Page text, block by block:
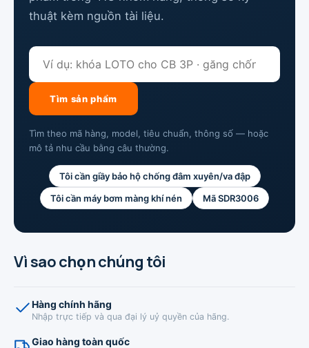
thuật kèm nguồn tài liệu.
Tìm sản phẩm
Tìm theo mã hàng, model, tiêu chuẩn, thông số — hoặc
mô tả nhu cầu bằng câu thường.
Tôi cần giầy bảo hộ chống đâm xuyên/va đập
Tôi cần máy bơm màng khí nén
Mã SDR3006
Vì sao chọn chúng tôi
Hàng chính hãng
Nhập trực tiếp và qua đại lý uỷ quyền của hãng.
Giao hàng toàn quốc